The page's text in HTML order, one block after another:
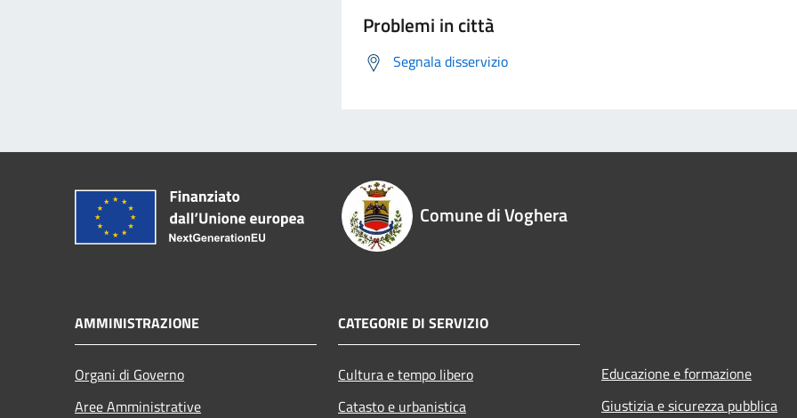
Problemi in città
Segnala disservizio
Comune di Voghera
AMMINISTRAZIONE
Organi di Governo
Aree Amministrative
CATEGORIE DI SERVIZIO
Cultura e tempo libero
Catasto e urbanistica
Educazione e formazione
Giustizia e sicurezza pubblica